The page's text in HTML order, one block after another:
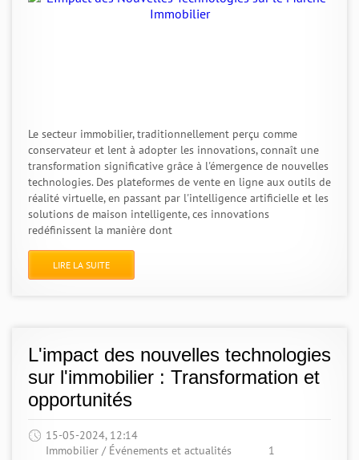
Le secteur immobilier, traditionnellement perçu comme
conservateur et lent à adopter les innovations, connaît une
transformation significative grâce à l'émergence de nouvelles
technologies. Des plateformes de vente en ligne aux outils de
réalité virtuelle, en passant par l'intelligence artificielle et les
solutions de maison intelligente, ces innovations
redéfinissent la manière dont
LIRE LA SUITE
L'impact des nouvelles technologies
sur l'immobilier : Transformation et
opportunités
15-05-2024, 12:14
Immobilier / Événements et actualités 1